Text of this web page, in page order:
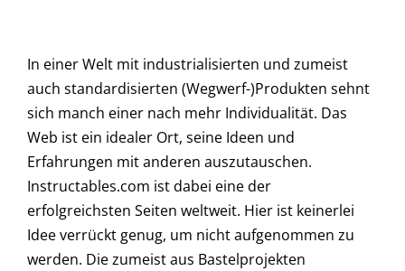
In einer Welt mit industrialisierten und zumeist
auch standardisierten (Wegwerf-)Produkten sehnt
sich manch einer nach mehr Individualität. Das
Web ist ein idealer Ort, seine Ideen und
Erfahrungen mit anderen auszutauschen.
Instructables.com ist dabei eine der
erfolgreichsten Seiten weltweit. Hier ist keinerlei
Idee verrückt genug, um nicht aufgenommen zu
werden. Die zumeist aus Bastelprojekten